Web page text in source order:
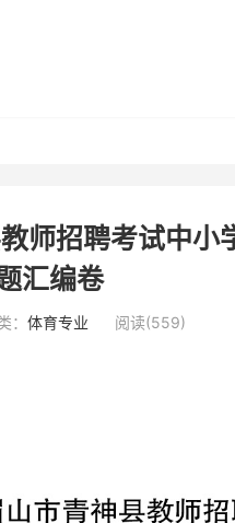
师招聘考试中小
汇编卷
： 体育专业 阅读(559)